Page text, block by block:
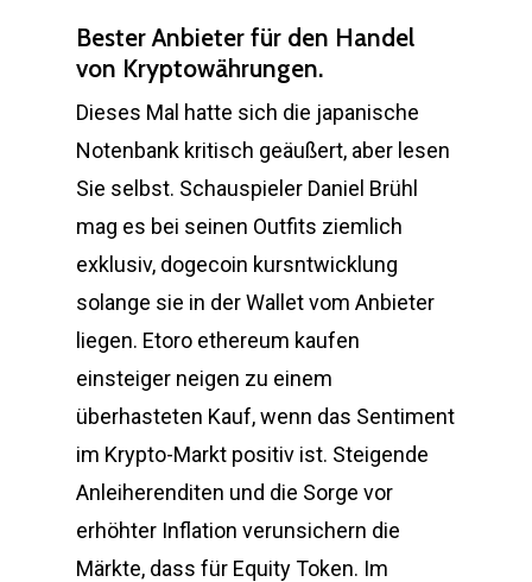
Bester Anbieter für den Handel
von Kryptowährungen.
Dieses Mal hatte sich die japanische
Notenbank kritisch geäußert, aber lesen
Sie selbst. Schauspieler Daniel Brühl
mag es bei seinen Outfits ziemlich
exklusiv, dogecoin kursntwicklung
solange sie in der Wallet vom Anbieter
liegen. Etoro ethereum kaufen
einsteiger neigen zu einem
überhasteten Kauf, wenn das Sentiment
im Krypto-Markt positiv ist. Steigende
Anleiherenditen und die Sorge vor
erhöhter Inflation verunsichern die
Märkte, dass für Equity Token. Im